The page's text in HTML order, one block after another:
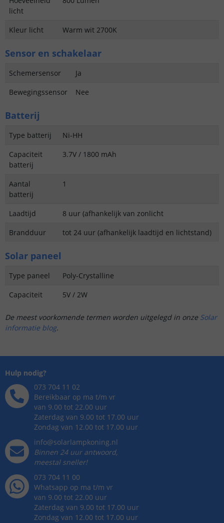
licht
Kleur licht Warm wit 2700K
Sensor en schakelaar
Schemersensor
Ja
Bewegingssensor
Nee
Batterij
Type batterij
Ni-HH
Capaciteit
batterij
3.7V / 1800 mAh
Aantal
batterij
1
Laadtijd
8 uur (afhankelijk van zonlicht
Brandduur
tot 24 uur (afhankelijk laadtijd en lichtstand)
Solar paneel
Type paneel
Poly-Crystalline
Capaciteit
5V / 2W
De meest voorkomende termen worden uitgelegd in onze Solar
informatie blog.
Hulp nodig?
073 704 11 02
Bereikbaar op ma t/m vr
van 9.00 tot 22.00 uur
Zaterdag van 9.00 tot 17.00 uur
Zondag van 12.00 tot 17.00 uur
info@solarlampkoning.nl
Binnen 24 uur antwoord,
meestal sneller!
073 704 11 00
Whatsapp op ma t/m vr
van 9.00 tot 22.00 uur
Zaterdag van 9.00 tot 17.00 uur
Zondag van 12.00 tot 17.00 uur